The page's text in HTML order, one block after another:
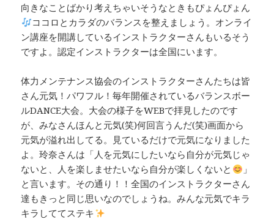
向きなことばかり考えちゃいそうなときもぴょんぴょん
ココロとカラダのバランスを整えましょう。オンライ
ン講座を開講しているインストラクターさんもいるそう
ですよ。認定インストラクターは全国にいます。
体力メンテナンス協会のインストラクターさんたちは皆
さん元気！パワフル！毎年開催されているバランスボー
ルDANCE大会。大会の様子をWEBで拝見したのです
が、みなさんほんと元気(笑)何回言うんだ(笑)画面から
元気が溢れ出してる。見ているだけで元気になりました
よ。玲奈さんは「人を元気にしたいなら自分が元気じゃ
ないと、人を楽しませたいなら自分が楽しくないと
」
と言います。その通り！！全国のインストラクターさん
達もきっと同じ思いなのでしょうね。みんな元気でキラ
キラしててステキ